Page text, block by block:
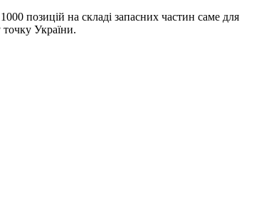
позицій на складі запасних частин саме для
України.